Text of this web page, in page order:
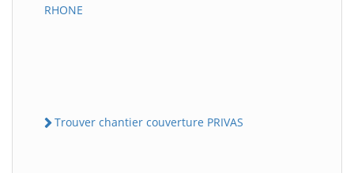
RHONE
Trouver chantier couverture PRIVAS